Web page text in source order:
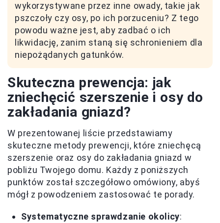
wykorzystywane przez inne owady, takie jak
pszczoły czy osy, po ich porzuceniu? Z tego
powodu ważne jest, aby zadbać o ich
likwidację, zanim staną się schronieniem dla
niepożądanych gatunków.
Skuteczna prewencja: jak
zniechęcić szerszenie i osy do
zakładania gniazd?
W prezentowanej liście przedstawiamy
skuteczne metody prewencji, które zniechęcą
szerszenie oraz osy do zakładania gniazd w
pobliżu Twojego domu. Każdy z poniższych
punktów został szczegółowo omówiony, abyś
mógł z powodzeniem zastosować te porady.
Systematyczne sprawdzanie okolicy: